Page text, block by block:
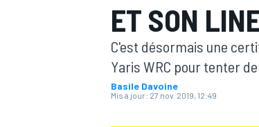
ET SON
C'est désormais une
Yaris WRC pour tenter
Basile Davoine
Mis à jour: 27 nov. 2019, 12:49